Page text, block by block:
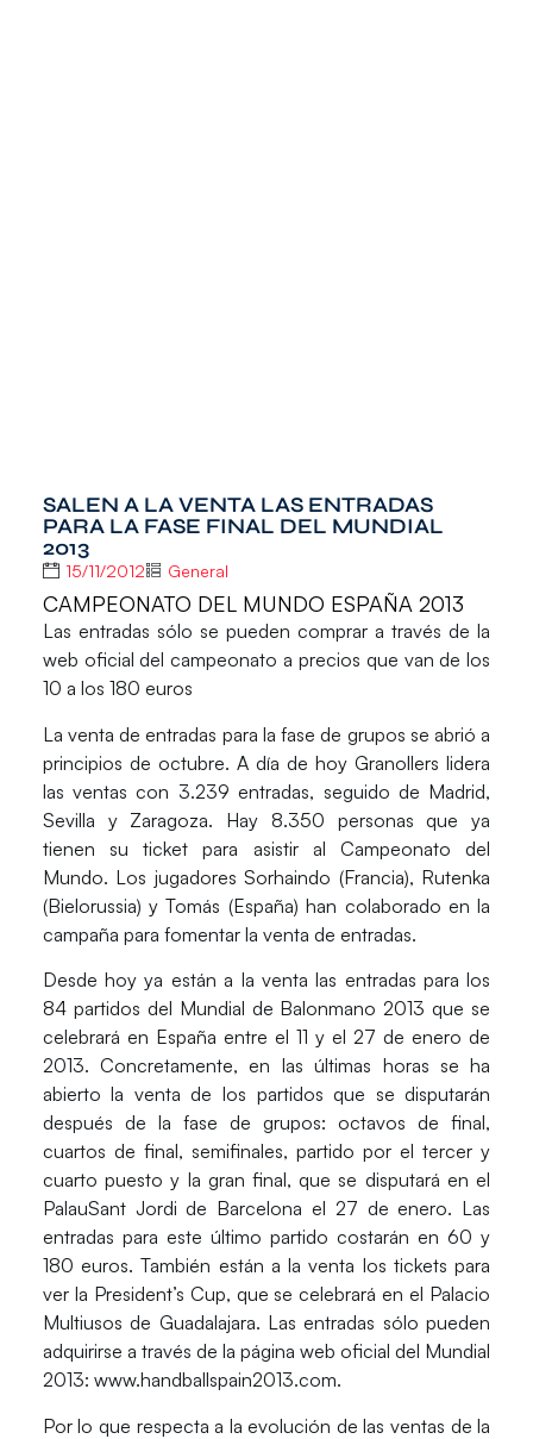
SALEN A LA VENTA LAS ENTRADAS
PARA LA FASE FINAL DEL MUNDIAL
2013
15/11/2012 General
CAMPEONATO DEL MUNDO ESPAÑA 2013
Las entradas sólo se pueden comprar a través de la
web oficial del campeonato a precios que van de los
10 a los 180 euros
La venta de entradas para la fase de grupos se abrió a
principios de octubre. A día de hoy Granollers lidera
las ventas con 3.239 entradas, seguido de Madrid,
Sevilla y Zaragoza. Hay 8.350 personas que ya
tienen su ticket para asistir al Campeonato del
Mundo. Los jugadores Sorhaindo (Francia), Rutenka
(Bielorussia) y Tomás (España) han colaborado en la
campaña para fomentar la venta de entradas.
Desde hoy ya están a la venta las entradas para los
84 partidos del Mundial de Balonmano 2013 que se
celebrará en España entre el 11 y el 27 de enero de
2013. Concretamente, en las últimas horas se ha
abierto la venta de los partidos que se disputarán
después de la fase de grupos: octavos de final,
cuartos de final, semifinales, partido por el tercer y
cuarto puesto y la gran final, que se disputará en el
PalauSant Jordi de Barcelona el 27 de enero. Las
entradas para este último partido costarán en 60 y
180 euros. También están a la venta los tickets para
ver la President’s Cup, que se celebrará en el Palacio
Multiusos de Guadalajara. Las entradas sólo pueden
adquirirse a través de la página web oficial del Mundial
2013: www.handballspain2013.com.
Por lo que respecta a la evolución de las ventas de la